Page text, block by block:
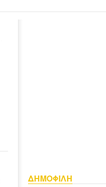
ΔΗΜΟΦΙΛΗ